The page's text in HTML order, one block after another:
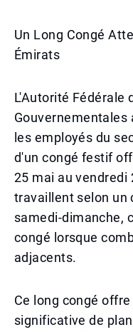
Un Long Congé
Émirats
L'Autorité Fédérale
Gouvernementales
les employés du
d'un congé festif
25 mai au vendredi
travaillent selon un
samedi-dimanche,
congé lorsque
adjacents.
Ce long congé
significative de